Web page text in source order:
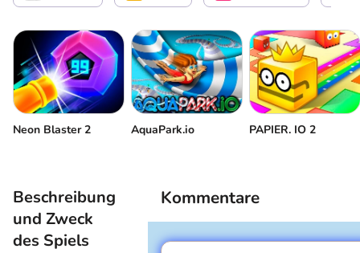
Neon Blaster 2 AquaPark.io PAPIER. IO 2
Beschreibung
und Zweck
des Spiels
Kommentare